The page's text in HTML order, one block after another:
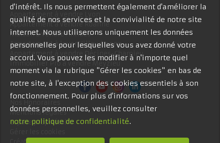
Appartement à vendre Lyon
Appartement à vendre Roanne
Maison à vendre Antibes
Appartement à louer Villeurbanne
Appartement à vendre Décines-Charpieu
Immobilier Pro à vendre Meyzieu
Mentions légales
Espace propriétaire
d'intérêt. Ils nous permettent également d'améliorer la
qualité de nos services et la convivialité de notre site
internet. Nous utiliserons uniquement les données
personnelles pour lesquelles vous avez donné votre
accord. Vous pouvez les modifier à n'importe quel
moment via la rubrique "Gérer les cookies" en bas de
notre site, à l'exception des cookies essentiels à son
fonctionnement. Pour plus d'informations sur vos
données personnelles, veuillez consulter
notre politique de confidentialité.